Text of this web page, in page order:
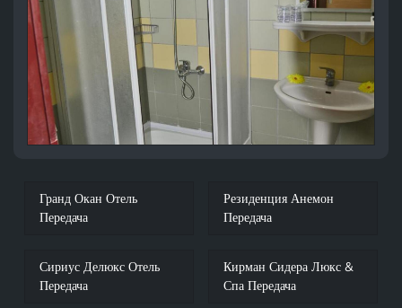
Гранд Окан Отель
Передача
Резиденция Анемон
Передача
Сириус Делюкс Отель
Передача
Кирман Сидера Люкс &
Спа Передача